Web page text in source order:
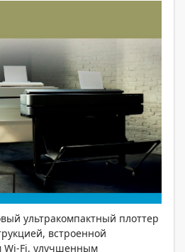
ультракомпактный плоттер
встроенной
Wi-Fi, улучшенным